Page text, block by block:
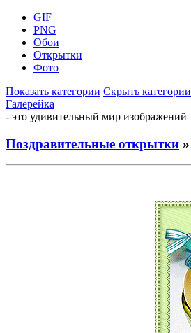
GIF
PNG
Обои
Открытки
Фото
Показать категории Скрыть категории
Галерейка
- это удивительный мир изображений
Поздравительные открытки »